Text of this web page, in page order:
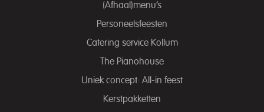
(Afhaal)menu’s
Personeelsfeesten
Catering service Kollum
The Pianohouse
Uniek concept: All-in feest
Kerstpakketten